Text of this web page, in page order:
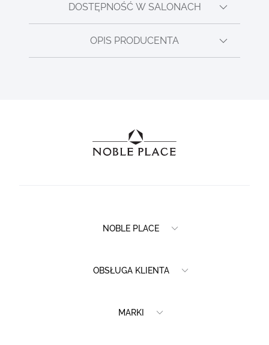
DOSTĘPNOŚĆ W SALONACH
OPIS PRODUCENTA
NOBLE PLACE
OBSŁUGA KLIENTA
MARKI